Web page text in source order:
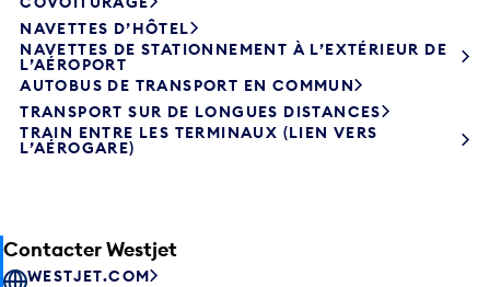
NAVETTES D’HÔTEL
NAVETTES DE STATIONNEMENT À L’EXTÉRIEUR DE
L’AÉROPORT
AUTOBUS DE TRANSPORT EN COMMUN
TRANSPORT SUR DE LONGUES DISTANCES
TRAIN ENTRE LES TERMINAUX (LIEN VERS
L’AÉROGARE)
Contacter Westjet
WESTJET.COM